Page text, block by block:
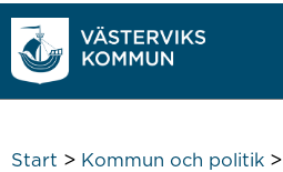
Start > Kommun och politik>